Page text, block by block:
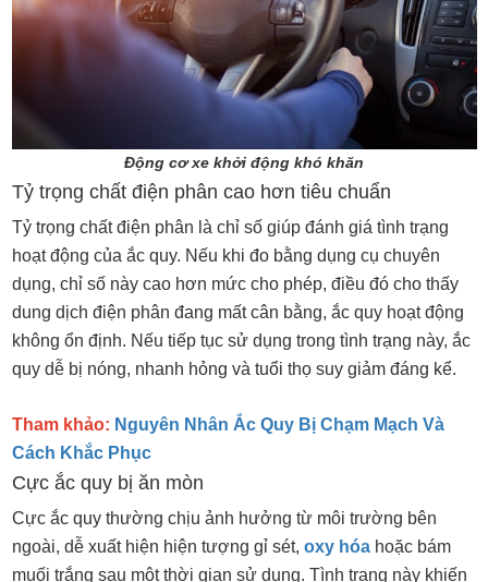
Động cơ xe khởi động khó khăn
Tỷ trọng chất điện phân cao hơn tiêu chuẩn
Tỷ trọng chất điện phân là chỉ số giúp đánh giá tình trạng
hoạt động của ắc quy. Nếu khi đo bằng dụng cụ chuyên
dụng, chỉ số này cao hơn mức cho phép, điều đó cho thấy
dung dịch điện phân đang mất cân bằng, ắc quy hoạt động
không ổn định. Nếu tiếp tục sử dụng trong tình trạng này, ắc
quy dễ bị nóng, nhanh hỏng và tuổi thọ suy giảm đáng kể.
Tham khảo: Nguyên Nhân Ắc Quy Bị Chạm Mạch Và
Cách Khắc Phục
Cực ắc quy bị ăn mòn
Cực ắc quy thường chịu ảnh hưởng từ môi trường bên
ngoài, dễ xuất hiện hiện tượng gỉ sét, oxy hóahoặc bám
muối trắng sau một thời gian sử dụng. Tình trạng này khiến